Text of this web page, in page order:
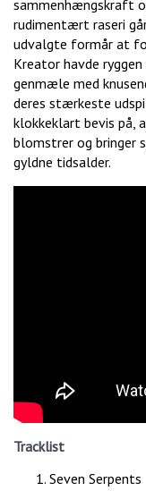
sammenhængskraft
rudimentært raseri
udvalgte formår at
Kreator havde
genmæle med
deres stærkeste
klokkeklart bevis på,
blomstrer og bringer
gyldne tidsalder.
Tracklist
Seven Serpents